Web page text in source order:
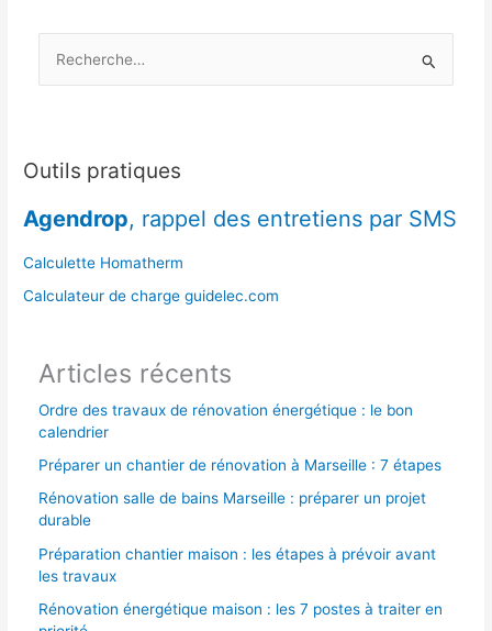
e
c
h
:
Outils pratiques
Agendrop, rappel des entretiens par SMS
Calculette Homatherm
Calculateur de charge guidelec.com
Articles récents
Ordre des travaux de rénovation énergétique : le bon
calendrier
Préparer un chantier de rénovation à Marseille : 7 étapes
Rénovation salle de bains Marseille : préparer un projet
durable
Préparation chantier maison : les étapes à prévoir avant
les travaux
Rénovation énergétique maison : les 7 postes à traiter en